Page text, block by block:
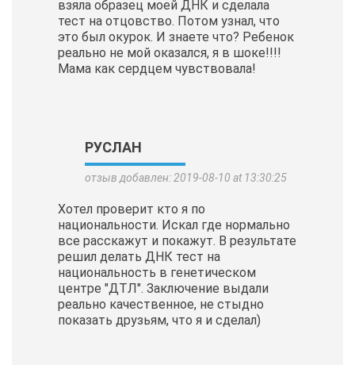
взяла образец моей ДНК и сделала
тест на отцовство. Потом узнал, что
это был окурок. И знаете что? Ребенок
реально не мой оказался, я в шоке!!!!
Мама как сердцем чувствовала!
РУСЛАН
отзыв добавлен: 2019-08-10 at 13:30:25
Хотел проверит кто я по
национальности. Искал где нормально
все расскажут и покажут. В результате
решил делать ДНК тест на
национальность в генетическом
центре "ДТЛ". Заключение выдали
реально качественное, не стыдно
показать друзьям, что я и сделал)